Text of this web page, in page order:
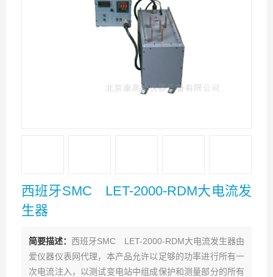
西班牙SMC LET-2000-RDM大电流发
生器
简要描述： 西班牙SMC LET-2000-RDM大电流发生器由
爱仪器仪表网代理，本产品允许以足够的功率进行所有一
次电流注入，以测试变电站中组成保护和测量部分的所有